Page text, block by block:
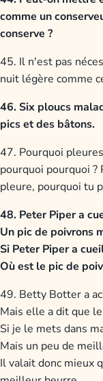
comme un
conserve ?
45. Il n'est pas
nuit légère comme
46. Six ploucs
pics et des bâtons.
47. Pourquoi
pourquoi pourquoi
pleure, pourquoi tu
48. Peter Piper a
Un pic de poivrons
Si Peter Piper a
Où est le pic de
49. Betty Botter a
Mais elle a dit que
Si je le mets dans
Mais un peu de
Il valait donc mieux